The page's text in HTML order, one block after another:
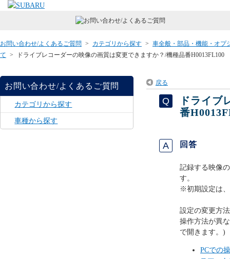
お問い合わせ/よくあるご質問 > カテゴリから探す > 車全般・部品・機能・オプ
て > ドライブレコーダーの映像の画質は変更できますか？/機種品番H0013FL100
お問い合わせ/よくあるご質問
カテゴリから探す
車種から探す
戻る
ドライブ
番
回答
記録する映像
す。
※初期設定は
設定の変更方
操作方法が異
で開きます。)
PCでの